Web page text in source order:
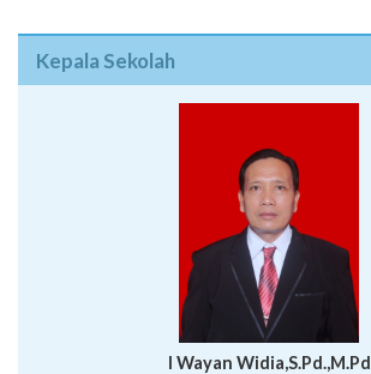
Kepala Sekolah
I Wayan Widia,S.Pd.,M.Pd